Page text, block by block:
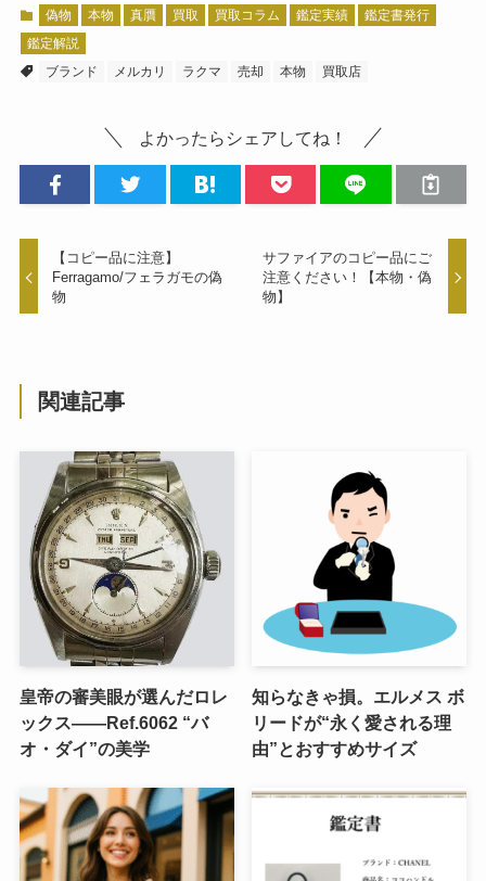
偽物 本物 真贋 買取 買取コラム 鑑定実績
鑑定書発行
鑑定解説
ブランド
メルカリ ラクマ 売却 本物 買取店
よかったらシェアしてね！
【コピー品に注意】
Ferragamo/フェラガモの偽
物
サファイアのコピー品にご
注意ください！【本物・偽
物】
関連記事
皇帝の審美眼が選んだロレ
ックス――Ref.6062 “バ
オ・ダイ”の美学
知らなきゃ損。エルメス ボ
リードが“永く愛される理
由”とおすすめサイズ